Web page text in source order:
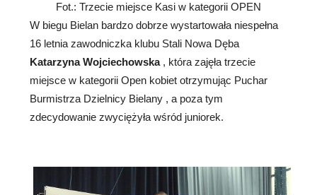
Fot.: Trzecie miejsce Kasi w kategorii OPEN
W biegu Bielan bardzo dobrze wystartowała niespełna
16 letnia zawodniczka klubu Stali Nowa Dęba
Katarzyna Wojciechowska , która zajęła trzecie
miejsce w kategorii Open kobiet otrzymując Puchar
Burmistrza Dzielnicy Bielany , a poza tym
zdecydowanie zwyciężyła wśród juniorek.